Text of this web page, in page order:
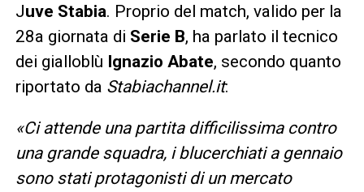
Juve Stabia. Proprio del match, valido per la
28a giornata di Serie B, ha parlato il tecnico
dei gialloblù Ignazio Abate, secondo quanto
riportato da Stabiachannel.it:
«Ci attende una partita difficilissima contro
una grande squadra, i blucerchiati a gennaio
sono stati protagonisti di un mercato